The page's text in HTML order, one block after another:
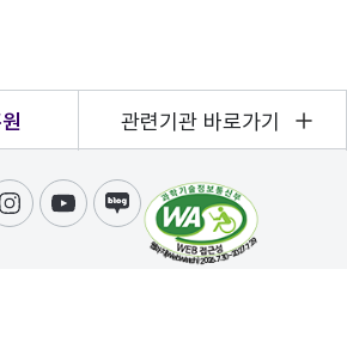
관련기관 바로가기
인
인스타그램
유튜브블로그